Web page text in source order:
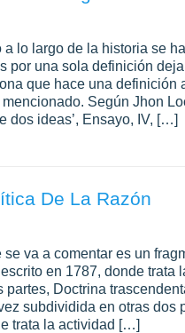
a lo largo de la historia se
por una sola definición
que hace una
Según Jhon
dos ideas’, Ensayo, IV, […]
De La Razón
se va a comentar es un
en 1787, donde
partes, Doctrina
subdividida en otras
trata la actividad […]